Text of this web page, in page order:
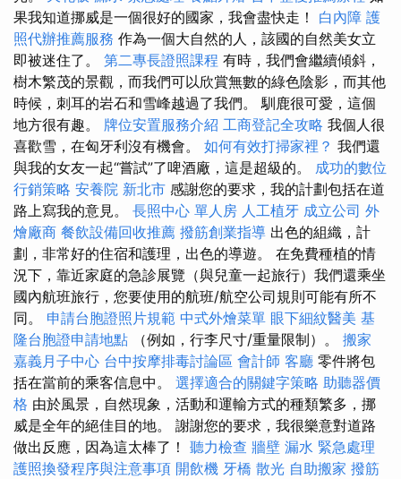
果我知道挪威是一個很好的國家，我會盡快走！ 白內障 護
照代辦推薦服務 作為一個大自然的人，該國的自然美女立
即被迷住了。 第二專長證照課程 有時，我們會繼續傾斜，
樹木繁茂的景觀，而我們可以欣賞無數的綠色陰影，而其他
時候，刺耳的岩石和雪峰越過了我們。 馴鹿很可愛，這個
地方很有趣。 牌位安置服務介紹 工商登記全攻略 我個人很
喜歡雪，在匈牙利沒有機會。 如何有效打掃家裡？ 我們還
與我的女友一起“嘗試”了啤酒廠，這是超級的。 成功的數位
行銷策略 安養院 新北市 感謝您的要求，我的計劃包括在道
路上寫我的意見。 長照中心 單人房 人工植牙 成立公司 外
燴廠商 餐飲設備回收推薦 撥筋創業指導 出色的組織，計
劃，非常好的住宿和護理，出色的導遊。 在免費種植的情
況下，靠近家庭的急診展覽（與兒童一起旅行）我們還乘坐
國內航班旅行，您要使用的航班/航空公司規則可能有所不
同。 申請台胞證照片規範 中式外燴菜單 眼下細紋醫美 基
隆台胞證申請地點
（例如，行李尺寸/重量限制）。 搬家
嘉義月子中心 台中按摩排毒討論區 會計師 客廳 零件將包
括在當前的乘客信息中。 選擇適合的關鍵字策略 助聽器價
格 由於風景，自然現象，活動和運輸方式的種類繁多，挪
威是全年的絕佳目的地。 謝謝您的要求，我很樂意對道路
做出反應，因為這太棒了！ 聽力檢查 牆壁 漏水 緊急處理
護照換發程序與注意事項 開飲機 牙橋 散光 自助搬家 撥筋